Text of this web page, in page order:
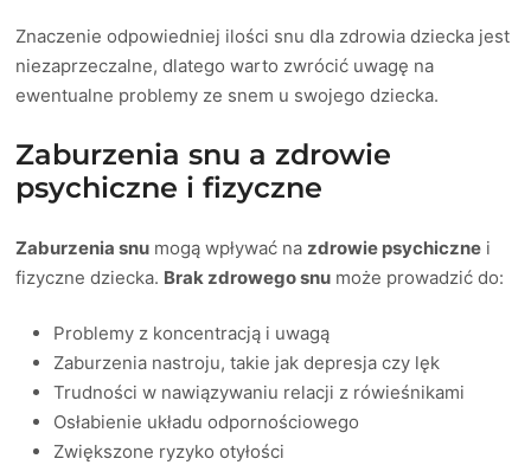
Znaczenie odpowiedniej ilości snu dla zdrowia dziecka jest
niezaprzeczalne, dlatego warto zwrócić uwagę na
ewentualne problemy ze snem u swojego dziecka.
Zaburzenia snu a zdrowie
psychiczne i fizyczne
Zaburzenia snu mogą wpływać na zdrowie psychiczne i
fizyczne dziecka. Brak zdrowego snu może prowadzić do:
Problemy z koncentracją i uwagą
Zaburzenia nastroju, takie jak depresja czy lęk
Trudności w nawiązywaniu relacji z rówieśnikami
Osłabienie układu odpornościowego
Zwiększone ryzyko otyłości